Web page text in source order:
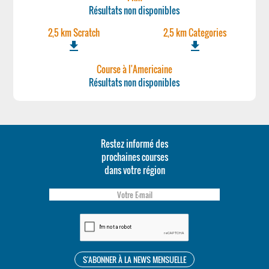
Résultats non disponibles
2,5 km Scratch
file_download
2,5 km Categories
file_download
Course à l'Americaine
Résultats non disponibles
Restez informé des
prochaines courses
dans votre région